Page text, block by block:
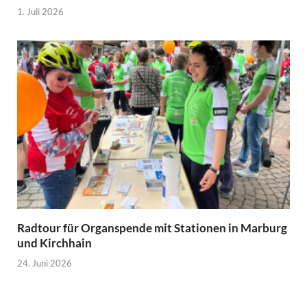
1. Juli 2026
Radtour für Organspende mit Stationen in Marburg
und Kirchhain
24. Juni 2026